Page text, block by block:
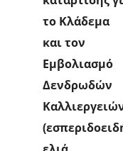
το Κλάδεμα
και τον
Εμβολιασμό
Δενδρωδών